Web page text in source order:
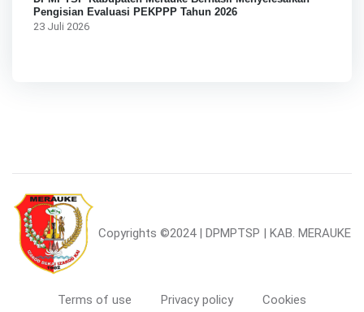
Pengisian Evaluasi PEKPPP Tahun 2026
23 Juli 2026
Copyrights ©2024 | DPMPTSP | KAB. MERAUKE
Terms of use Privacy policy Cookies